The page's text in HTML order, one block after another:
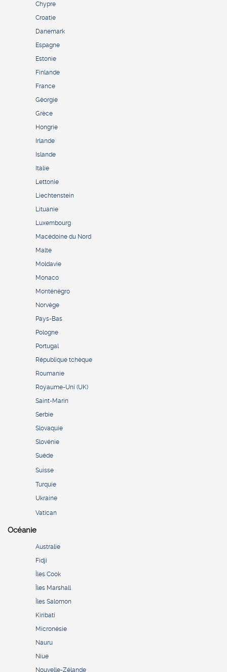
Chypre
Croatie
Danemark
Espagne
Estonie
Finlande
France
Géorgie
Grèce
Hongrie
Irlande
Islande
Italie
Lettonie
Liechtenstein
Lituanie
Luxembourg
Macédoine du Nord
Malte
Moldavie
Monaco
Monténégro
Norvège
Pays-Bas
Pologne
Portugal
République tchèque
Roumanie
Royaume-Uni (UK)
Saint-Marin
Serbie
Slovaquie
Slovénie
Suède
Suisse
Turquie
Ukraine
Vatican
Océanie
Australie
Fidji
Îles Cook
Îles Marshall
Îles Salomon
Kiribati
Micronésie
Nauru
Niue
Nouvelle-Zélande